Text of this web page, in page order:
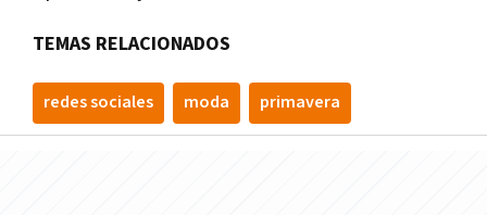
TEMAS RELACIONADOS
redes sociales moda primavera